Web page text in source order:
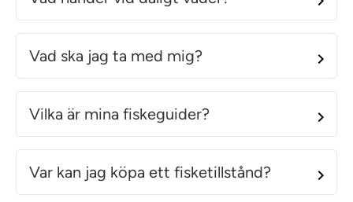
Vad ska jag ta med mig?
Vilka är mina fiskeguider?
Var kan jag köpa ett fisketillstånd?